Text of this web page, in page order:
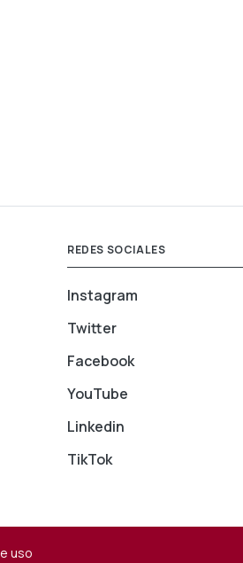
REDES SOCIALES
Instagram
Twitter
Facebook
YouTube
Linkedin
TikTok
uso